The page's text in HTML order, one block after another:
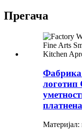
Прегача
Фабрика
логотип